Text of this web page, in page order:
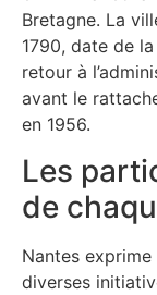
Bretagne. La
1790, date de
retour à
avant le
en 1956.
Les
de
Nantes
diverses